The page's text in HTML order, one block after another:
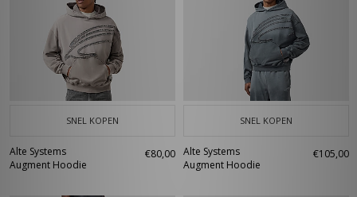
SNEL KOPEN
Alte Systems
Augment Hoodie
€80,00
SNEL KOPEN
Alte Systems
Augment Hoodie
€105,00